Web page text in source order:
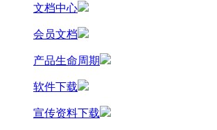
文档中心
会员文档
产品生命周期
软件下载
宣传资料下载